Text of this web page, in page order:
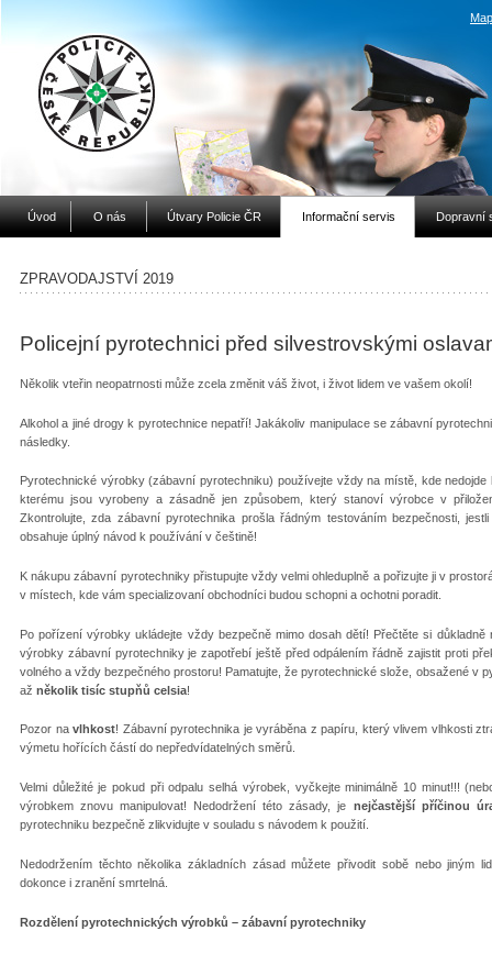
Úvod O nás Útvary Policie ČR Informační servis Dopravní
ZPRAVODAJSTVÍ 2019
Policejní pyrotechnici před silvestrovskými
Několik vteřin neopatrnosti může zcela změnit váš život, i život lidem ve vašem okolí!
Alkohol a jiné drogy k pyrotechnice nepatří! Jakákoliv manipulace se zábavní
následky.
Pyrotechnické výrobky (zábavní pyrotechniku) používejte vždy na místě, kde
kterému jsou vyrobeny a zásadně jen způsobem, který stanoví výrobce v
Zkontrolujte, zda zábavní pyrotechnika prošla řádným testováním bezpečnosti,
obsahuje úplný návod k používání v češtině!
K nákupu zábavní pyrotechniky přistupujte vždy velmi ohleduplně a pořizujte ji v
v místech, kde vám specializovaní obchodníci budou schopni a ochotni poradit.
Po pořízení výrobky ukládejte vždy bezpečně mimo dosah dětí! Přečtěte si
výrobky zábavní pyrotechniky je zapotřebí ještě před odpálením řádně zajistit proti
volného a vždy bezpečného prostoru! Pamatujte, že pyrotechnické slože, obsažené v
až několik tisíc stupňů celsia!
Pozor na vlhkost! Zábavní pyrotechnika je vyráběna z papíru, který vlivem vlhkosti
výmetu hořících částí do nepředvídatelných směrů.
Velmi důležité je pokud při odpalu selhá výrobek, vyčkejte minimálně 10 minut!!!
výrobkem znovu manipulovat! Nedodržení této zásady, je nejčastější příčinou
pyrotechniku bezpečně zlikvidujte v souladu s návodem k použití.
Nedodržením těchto několika základních zásad můžete přivodit sobě nebo jiným
dokonce i zranění smrtelná.
Rozdělení pyrotechnických výrobků – zábavní pyrotechniky